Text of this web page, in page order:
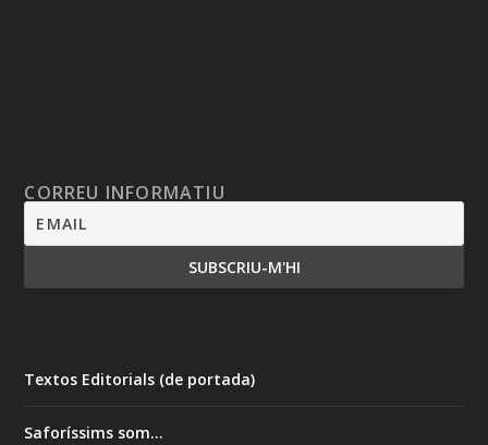
CORREU INFORMATIU
Textos Editorials (de portada)
Saforíssims som…